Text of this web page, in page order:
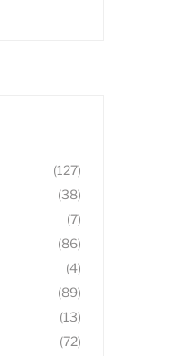
(127)
(38)
(7)
(86)
(4)
(89)
(13)
(72)